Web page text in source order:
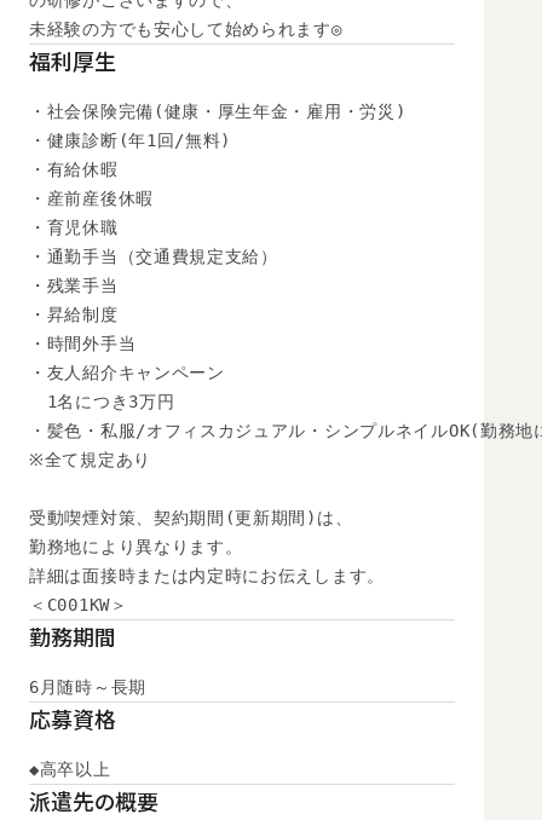
未経験の方でも安心して始められます◎
福利厚生
・社会保険完備(健康・厚生年金・雇用・労災)
・健康診断(年1回/無料)
・有給休暇
・産前産後休暇
・育児休職
・通勤手当（交通費規定支給）
・残業手当
・昇給制度
・時間外手当
・友人紹介キャンペーン
1名につき3万円
・髪色・私服/オフィスカジュアル・シンプルネイルOK(勤務地
※全て規定あり
受動喫煙対策、契約期間(更新期間)は、
勤務地により異なります。
詳細は面接時または内定時にお伝えします。
＜C001KW＞
勤務期間
6月随時～長期
応募資格
◆高卒以上
派遣先の概要